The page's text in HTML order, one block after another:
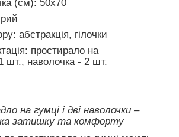
(см): 50х70
абстракція, гілочки
простирало на
шт., наволочка - 2 шт.
на гумці і дві наволочки –
затишку та комфорту